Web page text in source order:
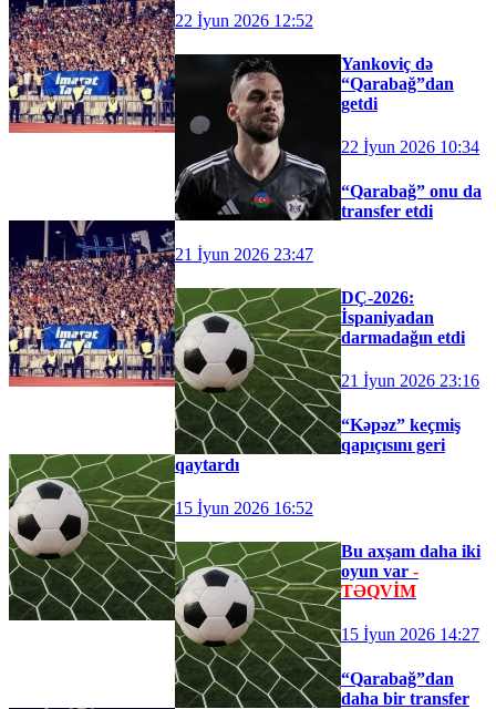
22 İyun 2026 12:52
Yankoviç də
“Qarabağ”dan
getdi
22 İyun 2026 10:34
“Qarabağ” onu da
transfer etdi
21 İyun 2026 23:47
DÇ-2026:
İspaniyadan
darmadağın etdi
21 İyun 2026 23:16
“Kəpəz” keçmiş
qapıçısını geri
qaytardı
15 İyun 2026 16:52
Bu axşam daha iki
oyun var -
TƏQVİM
15 İyun 2026 14:27
“Qarabağ”dan
daha bir transfer